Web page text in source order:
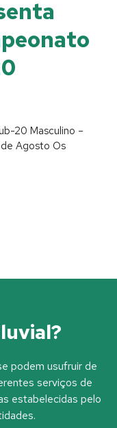
20 Masculino –
Agosto Os
podem usufruir de
serviços de
estabelecidas pelo